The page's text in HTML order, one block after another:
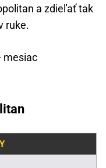
a zdieľať tak
ruke.
mesiac